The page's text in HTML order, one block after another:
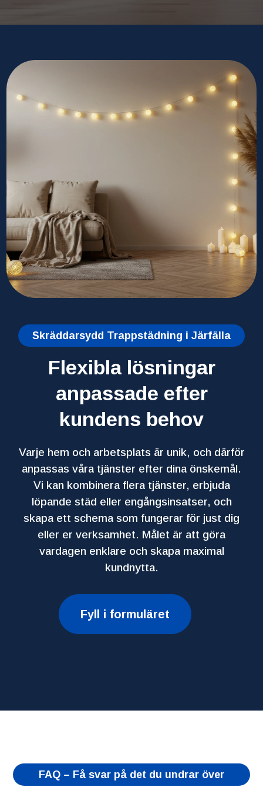
Skräddarsydd Trappstädning i Järfälla
Flexibla lösningar
anpassade efter
kundens behov
Varje hem och arbetsplats är unik, och därför
anpassas våra tjänster efter dina önskemål.
Vi kan kombinera flera tjänster, erbjuda
löpande städ eller engångsinsatser, och
skapa ett schema som fungerar för just dig
eller er verksamhet. Målet är att göra
vardagen enklare och skapa maximal
kundnytta.
Fyll i formuläret
FAQ – Få svar på det du undrar över